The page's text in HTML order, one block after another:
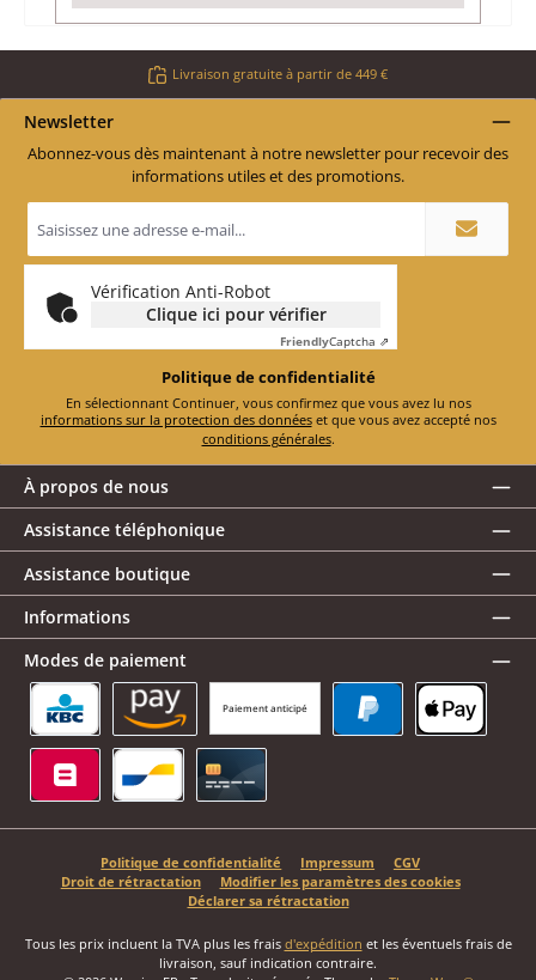
Livraison gratuite à partir de 449 €
Newsletter
Abonnez-vous dès maintenant à notre newsletter pour recevoir des
informations utiles et des promotions.
e-
mail
*
Vérification Anti-Robot
Clique ici pour vérifier
FriendlyCaptcha ⇗
Politique de confidentialité
En sélectionnant Continuer, vous confirmez que vous avez lu nos
informations sur la protection des données
et que vous avez accepté nos
conditions générales.
À propos de nous
Assistance téléphonique
Assistance boutique
Informations
Modes de paiement
Paiement anticipé
KBC/CBC Payment Button
Amazon Pay
Politique de confidentialité Impressum
CGV
Droit de rétractation
Modifier les paramètres des cookies
Déclarer sa rétractation
Tous les prix incluent la TVA plus les frais d'expédition et les éventuels frais de
livraison, sauf indication contraire.